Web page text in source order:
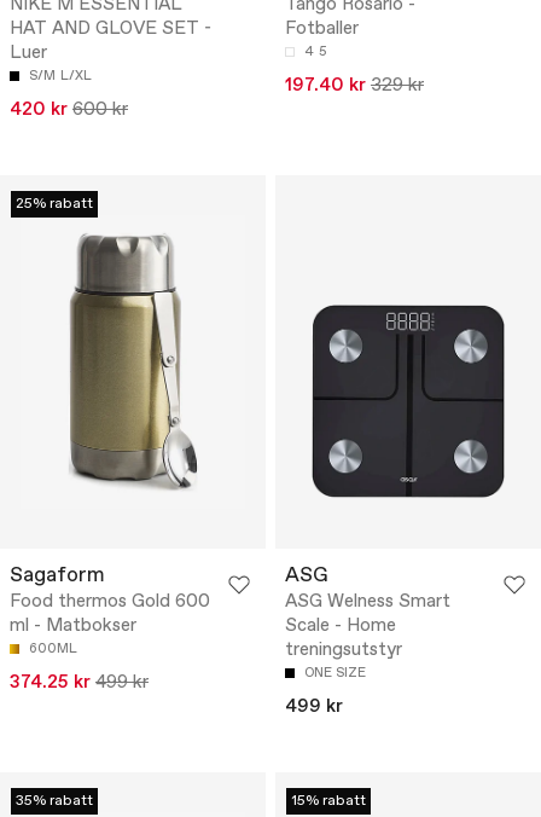
HAT AND GLOVE SET -
Luer
S/M L/XL
420 kr 600 kr
Fotballer
4 5
197.40 kr 329 kr
25% rabatt
Sagaform
Food thermos Gold 600
ml - Matbokser
600ML
374.25 kr 499 kr
ASG
ASG Welness Smart
Scale - Home
treningsutstyr
ONE SIZE
499 kr
35% rabatt 15% rabatt